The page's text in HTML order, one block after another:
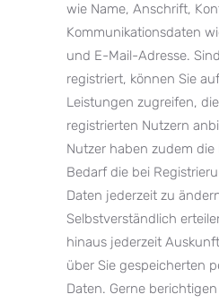
wie Name, Anschrift,
Kommunikationsdaten
und E-Mail-Adresse.
registriert, können Sie
Leistungen zugreifen,
registrierten Nutzern
Nutzer haben zudem die
Bedarf die bei
Daten jederzeit zu
Selbstverständlich
hinaus jederzeit
über Sie gespeicherten
Daten. Gerne